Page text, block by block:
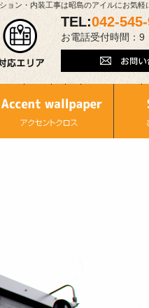
ョン・内装工事は昭島のアイルにお気軽
TEL:042-
お電話受付時間：9